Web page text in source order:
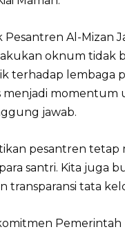
Pesantren Al-Mizan
oknum tidak
terhadap lembaga
menjadi
jawab.
pesantren
santri. Kita juga
transparansi tata